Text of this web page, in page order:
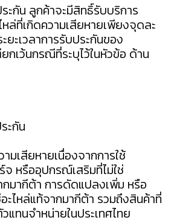
ะกัน ลูกค้าจะมีสิทธิ์รับบริการ
หล่ที่เกิดความเสียหายเพียงจุดละ
ยะเวลาการรับประกันของ
เว้นกรณีที่ระบุไว้ในหัวข้อ ด้าน
ะกัน
เสียหายเนื่องจากการใช้
จ หรืออุปกรณ์เสริมที่ไม่ใช่
ากีต้า การดัดแปลงเพิ่ม หรือ
ะไหล่แท้จากมากีต้า รวมถึงสินค้าที่
แทนจำหน่ายในประเทศไทย